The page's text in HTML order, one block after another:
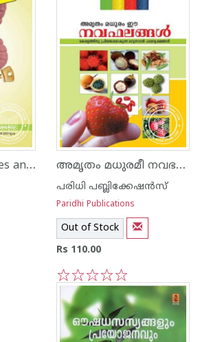
Constipation Causes and Cure അമൃതം മധുരമീ നവഭലങ്ങള്‍
പരിധി പബ്ലിക്കേഷന്‍സ്
Paridhi Publications
Out of Stock
Rs 110.00
5
4
3
2
1